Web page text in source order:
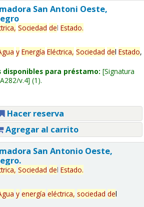
San Antoni Oeste,
Sociedad del Estado.
y Energía Eléctrica, Sociedad del Estado,
disponibles para préstamo: Signatura
v.4 (1).
Hacer reserva
Agregar al carrito
San Antonio Oeste,
Sociedad del Estado.
y energía eléctrica, sociedad del